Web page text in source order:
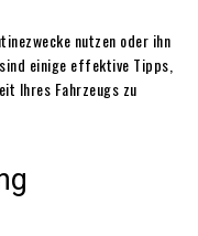
nutzen oder ihn
einige effektive Tipps,
Ihres Fahrzeugs zu